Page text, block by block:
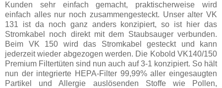
Kunden sehr einfach gemacht, praktischerweise wird
einfach alles nur noch zusammengesteckt. Unser alter VK
131 ist da noch ganz anders konzipiert, so ist hier das
Stromkabel noch direkt mit dem Staubsauger verbunden.
Beim VK 150 wird das Stromkabel gesteckt und kann
jederzeit wieder abgezogen werden. Die Kobold VK140/150
Premium Filtertüten sind nun auch auf 3-1 konzipiert. So hält
nun der integrierte HEPA-Filter 99,99% aller eingesaugten
Partikel und Allergie auslösenden Stoffe wie Pollen,